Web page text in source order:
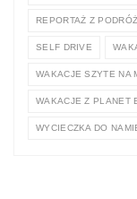
REPORTAŻ Z
SELF DRIVE
WAKACJE SZYTE NA
WAKACJE Z PLANET
WYCIECZKA DO